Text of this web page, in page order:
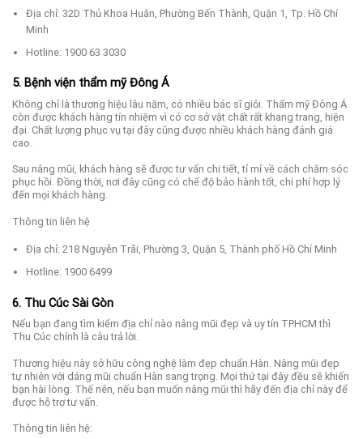
Địa chỉ: 32D Thủ Khoa Huân, Phường Bến Thành, Quận 1, Tp. Hồ Chí
Minh
Hotline: 1900 63 3030
5. Bệnh viện thẩm mỹ Đông Á
Không chỉ là thương hiệu lâu năm, có nhiều bác sĩ giỏi. Thẩm mỹ Đông Á
còn được khách hàng tín nhiệm vì có cơ sở vật chất rất khang trang, hiện
đại. Chất lượng phục vụ tại đây cũng được nhiều khách hàng đánh giá
cao.
Sau nâng mũi, khách hàng sẽ được tư vấn chi tiết, tỉ mỉ về cách chăm sóc
phục hồi. Đồng thời, nơi đây cũng có chế độ bảo hành tốt, chi phí hợp lý
đến mọi khách hàng.
Thông tin liên hệ
Địa chỉ: 218 Nguyễn Trãi, Phường 3, Quận 5, Thành phố Hồ Chí Minh
Hotline: 1900 6499
6. Thu Cúc Sài Gòn
Nếu bạn đang tìm kiếm địa chỉ nào nâng mũi đẹp và uy tín TPHCM thì
Thu Cúc chính là câu trả lời.
Thương hiệu này sở hữu công nghệ làm đẹp chuẩn Hàn. Nâng mũi đẹp
tự nhiên với dáng mũi chuẩn Hàn sang trọng. Mọi thứ tại đây đều sẽ khiến
bạn hài lòng. Thế nên, nếu bạn muốn nâng mũi thì hãy đến địa chỉ này để
được hỗ trợ tư vấn.
Thông tin liên hệ: